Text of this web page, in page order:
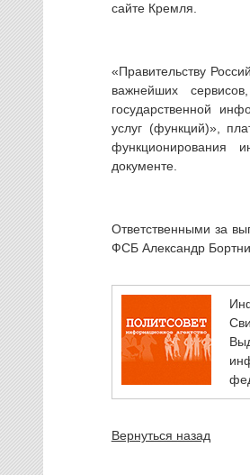
сайте Кремля.
«Правительству
важнейших
государственной
услуг (функций)»,
функционирования
документе.
Ответственными за
ФСБ Александр
Вернуться назад